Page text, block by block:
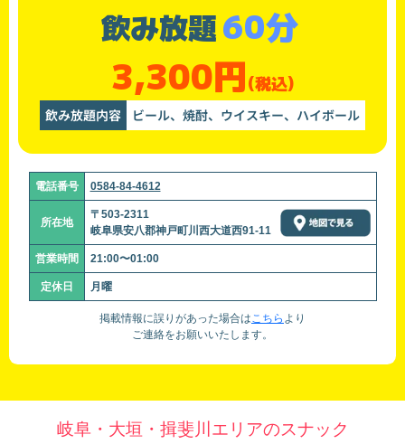
飲み放題60分
3,300円(税込)
飲み放題内容 ビール、焼酎、ウイスキー、ハイボール
電話番号 0584-84-4612
所在地
〒503-2311
岐阜県安八郡神戸町川西大道西91-11
営業時間 21:00〜01:00
定休日 月曜
掲載情報に誤りがあった場合はこちら より
ご連絡をお願いいたします。
岐阜・大垣・揖斐川エリアのスナック